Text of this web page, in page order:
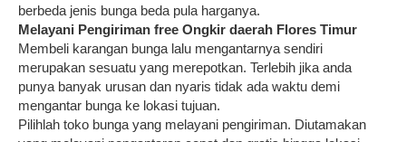
berbeda jenis bunga beda pula harganya.
Melayani Pengiriman free Ongkir daerah Flores Timur
Membeli karangan bunga lalu mengantarnya sendiri
merupakan sesuatu yang merepotkan. Terlebih jika anda
punya banyak urusan dan nyaris tidak ada waktu demi
mengantar bunga ke lokasi tujuan.
Pilihlah toko bunga yang melayani pengiriman. Diutamakan